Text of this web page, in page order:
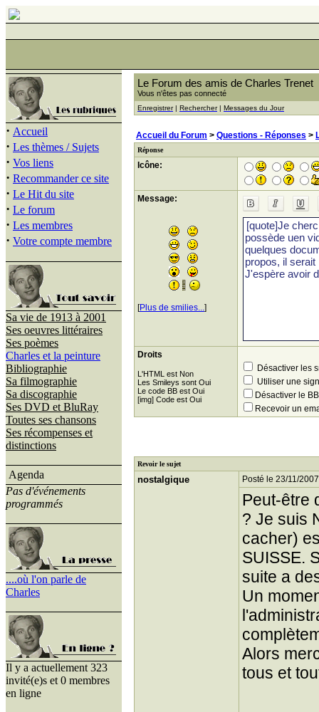
· Accueil
· Les thèmes / Sujets
· Vos liens
· Recommander ce site
· Le Hit du site
· Le forum
· Les membres
· Votre compte membre
Sa vie de 1913 à 2001
Ses oeuvres littéraires
Ses poèmes
Charles et la peinture
Bibliographie
Sa filmographie
Sa discographie
Ses DVD et BluRay
Toutes ses chansons
Ses récompenses et
distinctions
Agenda
Pas d'événements
programmés
....où l'on parle de
Charles
Il y a actuellement 323
invité(e)s et 0 membres
en ligne
Le Forum des amis de Charles Trenet
Vous n'êtes pas connecté
Enregistrer| Rechercher| Messages du Jour
Accueil du Forum > Questions - Réponses >
Réponse
Icône:
Message:
[Plus de smilies...]
Droits
L'HTML est Non
Les Smileys sont Oui
Le code BB est Oui
[img] Code est Oui
Désactiver les
Utiliser une
Désactiver le
Recevoir un
Revoir le sujet
nostalgique Posté le 23/11/
Peut-être
? Je suis
cacher)
SUISSE.
suite a
Un
Alors
tous et